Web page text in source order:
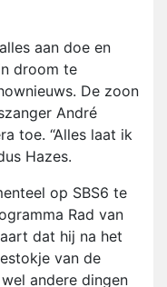
aan doe en
droom te
De zoon
André
toe. “Alles laat ik
Hazes.
op SBS6 te
Rad van
dat hij na het
van de
andere dingen